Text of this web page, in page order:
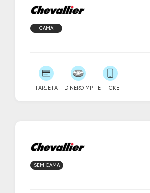
CAMA
TARJETA DINERO MP E-TICKET
SEMICAMA